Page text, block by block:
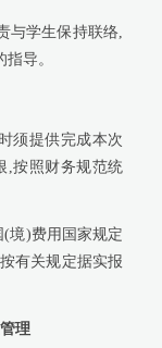
与学生保持联络,
导。
须提供完成本次
,按照财务规范统
境)费用国家规定
有关规定据实报
理